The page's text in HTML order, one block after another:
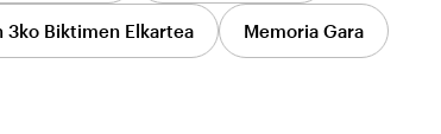
3ko Biktimen Elkartea Memoria Gara